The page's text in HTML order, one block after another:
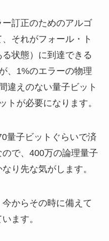
訂正のためのアルゴ
それがフォール・ト
状態）に到達できる
、1%のエラーの物理
違えのない量子ビット
トが必要になります。
量子ビットぐらいで済
で、400万の論理量子
り先な気がします。
からその時に備えて
ます。